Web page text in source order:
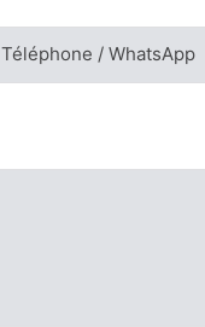
Téléphone / WhatsApp